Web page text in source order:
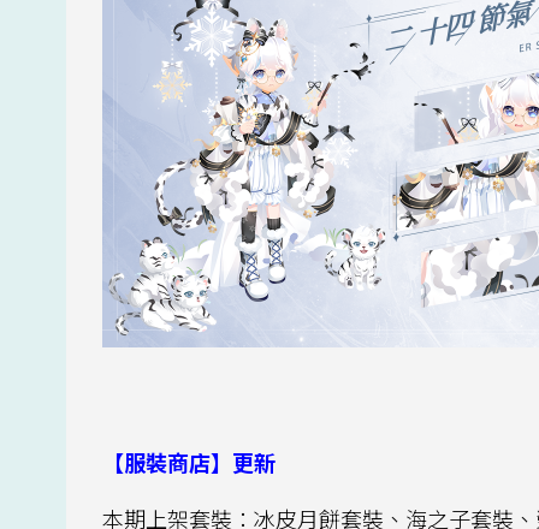
【服裝商店】更新
本期上架套裝：冰皮月餅套裝、海之子套裝